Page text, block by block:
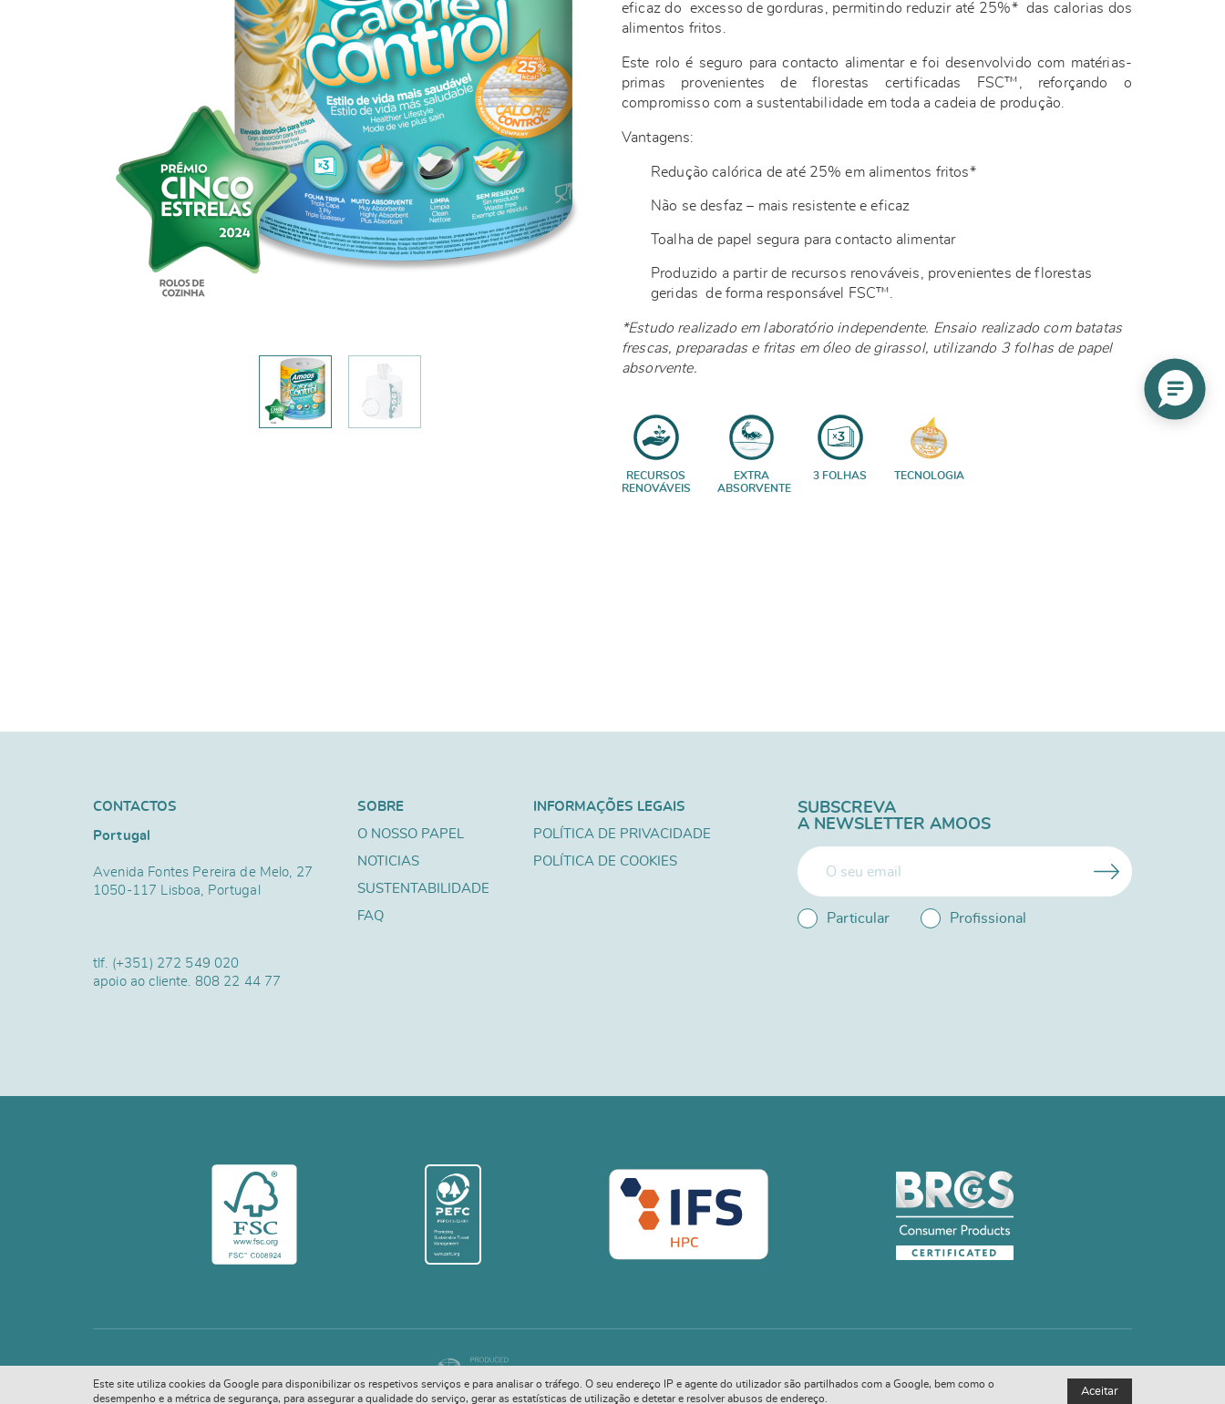
eficaz do excesso de gorduras, permitindo reduzir até 25%* das calorias dos
alimentos fritos.
Este rolo é seguro para contacto alimentar e foi desenvolvido com matérias-
primas provenientes de florestas certificadas FSC™, reforçando o
compromisso com a sustentabilidade em toda a cadeia de produção.
Vantagens:
Redução calórica de até 25% em alimentos fritos*
Não se desfaz – mais resistente e eficaz
Toalha de papel segura para contacto alimentar
Produzido a partir de recursos renováveis, provenientes de florestas
geridas de forma responsável FSC™.
*Estudo realizado em laboratório independente. Ensaio realizado com batatas
frescas, preparadas e fritas em óleo de girassol, utilizando 3 folhas de papel
absorvente.
RECURSOS
RENOVÁVEIS
EXTRA
ABSORVENTE
3 FOLHAS TECNOLOGIA
CONTACTOS
Portugal
Avenida Fontes Pereira de Melo, 27
1050-117 Lisboa, Portugal
tlf. (+351) 272 549 020
apoio ao cliente. 808 22 44 77
SOBRE
O NOSSO PAPEL
NOTICIAS
SUSTENTABILIDADE
FAQ
INFORMAÇÕES LEGAIS
POLÍTICA DE PRIVACIDADE
POLÍTICA DE COOKIES
SUBSCREVA
A NEWSLETTER AMOOS
Particular Profissional
Este site utiliza cookies da Google para disponibilizar os respetivos serviços e para analisar o tráfego. O seu endereço IP e agente do utilizador são partilhados com a Google, bem como o
desempenho e a métrica de segurança, para assegurar a qualidade do serviço, gerar as estatísticas de utilização e detetar e resolver abusos de endereço.
Aceitar